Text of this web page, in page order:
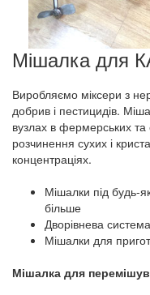
Мішалка для
Виробляємо міксери з
добрив і пестицидів.
вузлах в фермерських та
розчинення сухих і
концентраціях.
Мішалки під будь-
більше
Дворівнева
Мішалки для
Мішалка для